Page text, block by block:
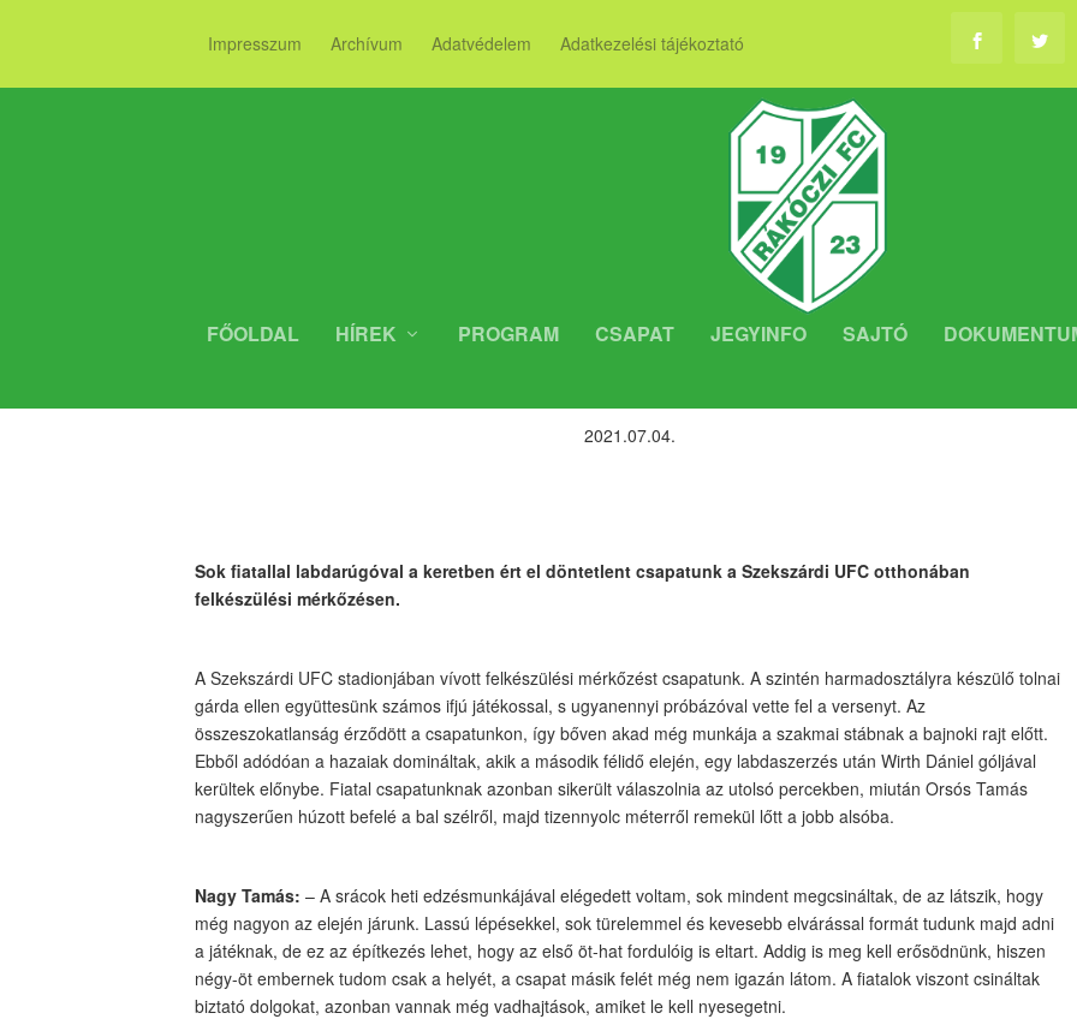
Impresszum Archívum Adatvédelem Adatkezelési tájékoztató
FŐOLDAL HÍREK PROGRAM CSAPAT JEGYINFO SAJTÓ
2021.07.04.
Sok fiatallal labdarúgóval a keretben ért el döntetlent csapatunk a Szekszárdi UFC otthonában
felkészülési mérkőzésen.
A Szekszárdi UFC stadionjában vívott felkészülési mérkőzést csapatunk. A szintén harmadosztályra készülő tolnai
gárda ellen együttesünk számos ifjú játékossal, s ugyanennyi próbázóval vette fel a versenyt. Az
összeszokatlanság érződött a csapatunkon, így bőven akad még munkája a szakmai stábnak a bajnoki rajt előtt.
Ebből adódóan a hazaiak domináltak, akik a második félidő elején, egy labdaszerzés után Wirth Dániel góljával
kerültek előnybe. Fiatal csapatunknak azonban sikerült válaszolnia az utolsó percekben, miután Orsós Tamás
nagyszerűen húzott befelé a bal szélről, majd tizennyolc méterről remekül lőtt a jobb alsóba.
Nagy Tamás: – A srácok heti edzésmunkájával elégedett voltam, sok mindent megcsináltak, de az látszik, hogy
még nagyon az elején járunk. Lassú lépésekkel, sok türelemmel és kevesebb elvárással formát tudunk majd adni
a játéknak, de ez az építkezés lehet, hogy az első öt-hat fordulóig is eltart. Addig is meg kell erősödnünk, hiszen
négy-öt embernek tudom csak a helyét, a csapat másik felét még nem igazán látom. A fiatalok viszont csináltak
biztató dolgokat, azonban vannak még vadhajtások, amiket le kell nyesegetni.